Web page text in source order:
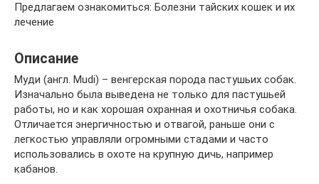
Предлагаем ознакомиться: Болезни тайских кошек и их
лечение
Описание
Муди (англ. Mudi) – венгерская порода пастушьих собак.
Изначально была выведена не только для пастушьей
работы, но и как хорошая охранная и охотничья собака.
Отличается энергичностью и отвагой, раньше они с
легкостью управляли огромными стадами и часто
использовались в охоте на крупную дичь, например
кабанов.